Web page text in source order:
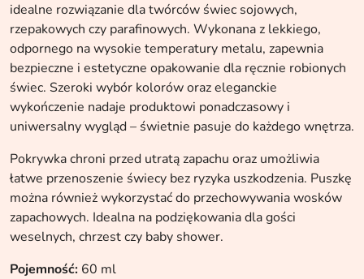
idealne rozwiązanie dla twórców świec sojowych,
rzepakowych czy parafinowych. Wykonana z lekkiego,
odpornego na wysokie temperatury metalu, zapewnia
bezpieczne i estetyczne opakowanie dla ręcznie robionych
świec. Szeroki wybór kolorów oraz eleganckie
wykończenie nadaje produktowi ponadczasowy i
uniwersalny wygląd – świetnie pasuje do każdego wnętrza.
Pokrywka chroni przed utratą zapachu oraz umożliwia
łatwe przenoszenie świecy bez ryzyka uszkodzenia. Puszkę
można również wykorzystać do przechowywania wosków
zapachowych. Idealna na podziękowania dla gości
weselnych, chrzest czy baby shower.
Pojemność: 60 ml